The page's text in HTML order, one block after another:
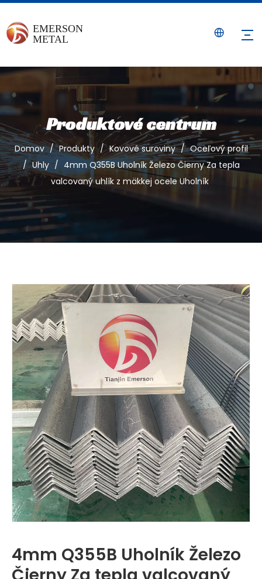
Produktové centrum
Domov / Produkty / Kovové suroviny / Oceľový profil
/ Uhly / 4mm Q355B Uholník Železo Čierny Za tepla
valcovaný uhlík z mäkkej ocele Uholník
4mm Q355B Uholník Železo